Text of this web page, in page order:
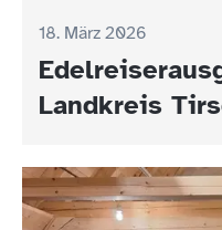
18. März 2026
Landkreis